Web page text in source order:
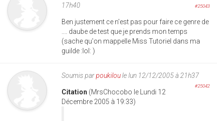
17h40
#25043
Ben justement ce n'est pas pour faire ce genre de
.... daube de test que je prends mon temps
(sache qu'on mappelle Miss Tutoriel dans ma
guilde :lol: )
Soumis parpoukiloule lun 12/12/2005 à 21h37
#25042
Citation (MrsChocobo le Lundi 12
Décembre 2005 à 19:33)